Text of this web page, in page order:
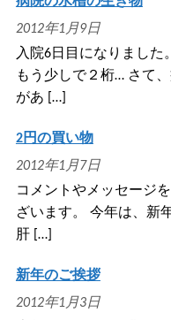
2012年1月9日
入院6日目になりまし
もう少しで２桁… さて
があ […]
2円の買い物
2012年1月7日
コメントやメッセージ
ざいます。 今年は、新
肝 […]
新年のご挨拶
2012年1月3日